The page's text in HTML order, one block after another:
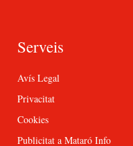
Serveis
Avís Legal
Privacitat
Cookies
Publicitat a Mataró Info